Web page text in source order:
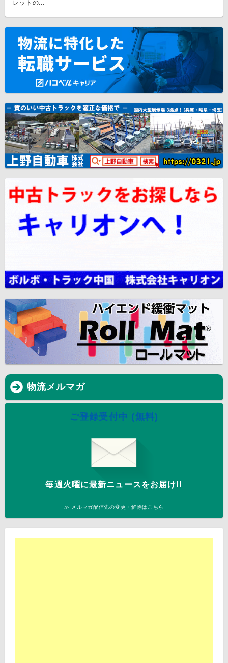
レットの...
物流メルマガ
ご登録受付中 (無料)
毎週火曜に最新ニュースをお届け!!
≫ メルマガ配信先の変更・解除はこちら